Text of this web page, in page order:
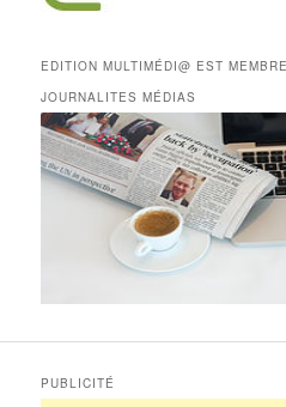
EDITION MULTIMÉDI@ EST
JOURNALITES MÉDIAS
PUBLICITÉ